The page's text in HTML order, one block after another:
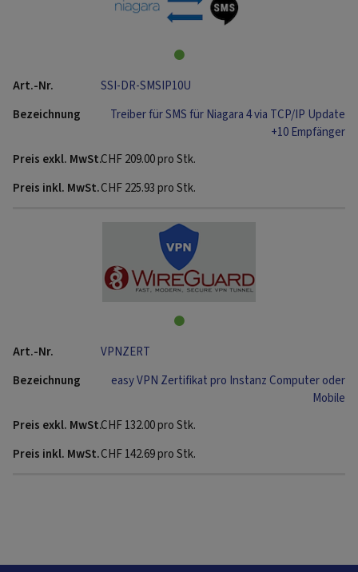
SSI-DR-SMSIP10U
Treiber für SMS für Niagara 4 via TCP/IP Update
+10 Empfänger
CHF209.00pro Stk.
CHF225.93pro Stk.
VPNZERT
easy VPN Zertifikat pro Instanz Computer oder
Mobile
CHF132.00pro Stk.
CHF142.69pro Stk.